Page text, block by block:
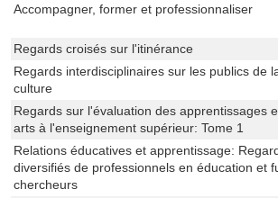
Accompagner, former et professionnaliser
Regards croisés sur l'itinérance
Regards interdisciplinaires sur les publics de
culture
Regards sur l'évaluation des apprentissages
arts à l'enseignement supérieur: Tome 1
Relations éducatives et apprentissage:
diversifiés de professionnels en éducation et
chercheurs